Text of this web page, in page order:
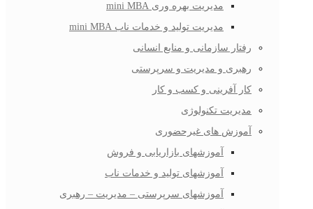
مدیریت بهره وری mini MBA
مدیریت تولید و خدمات ناب mini MBA
رفتار سازمانی و منابع انسانی
رهبری و مدیریت و سرپرستی
کار آفرینی و کسب و کار
مدیریت تکنولوژی
آموزش های غیرحضوری
آموزشهای بازاریابی و فروش
آموزشهای تولید و خدمات ناب
آموزشهای سرپرستی – مدیریت – رهبری